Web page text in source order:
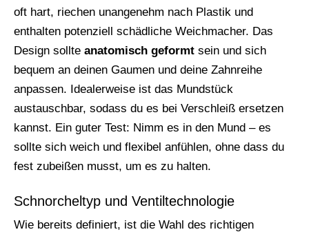
oft hart, riechen unangenehm nach Plastik und
enthalten potenziell schädliche Weichmacher. Das
Design sollte anatomisch geformt sein und sich
bequem an deinen Gaumen und deine Zahnreihe
anpassen. Idealerweise ist das Mundstück
austauschbar, sodass du es bei Verschleiß ersetzen
kannst. Ein guter Test: Nimm es in den Mund – es
sollte sich weich und flexibel anfühlen, ohne dass du
fest zubeißen musst, um es zu halten.
Schnorcheltyp und Ventiltechnologie
Wie bereits definiert, ist die Wahl des richtigen